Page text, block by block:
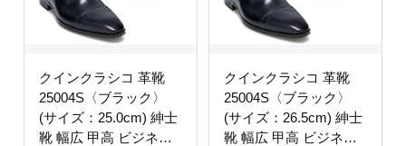
クインクラシコ 革靴
25004S〈ブラック〉
(サイズ：25.0cm) 紳士
靴 幅広 甲高 ビジネス
クインクラシコ 革靴
25004S〈ブラック〉
(サイズ：26.5cm) 紳士
靴 幅広 甲高 ビジネス